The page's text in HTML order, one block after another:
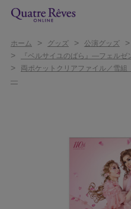
ホーム > グッズ > 公演グッズ >
> 『ベルサイユのばら』―フェル
>
両ポケットクリアファイル／雪
―